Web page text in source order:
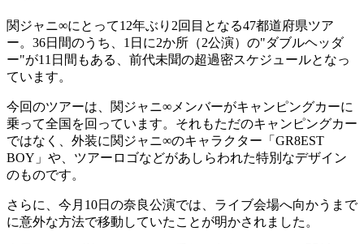
関ジャニ∞にとって12年ぶり2回目となる47都道府県ツア
ー。36日間のうち、1日に2か所（2公演）の"ダブルヘッダ
ー"が11日間もある、前代未聞の超過密スケジュールとなっ
ています。
今回のツアーは、関ジャニ∞メンバーがキャンピングカーに
乗って全国を回っています。それもただのキャンピングカー
ではなく、外装に関ジャニ∞のキャラクター「GR8EST
BOY」や、ツアーロゴなどがあしらわれた特別なデザイン
のものです。
さらに、今月10日の奈良公演では、ライブ会場へ向かうまで
に意外な方法で移動していたことが明かされました。